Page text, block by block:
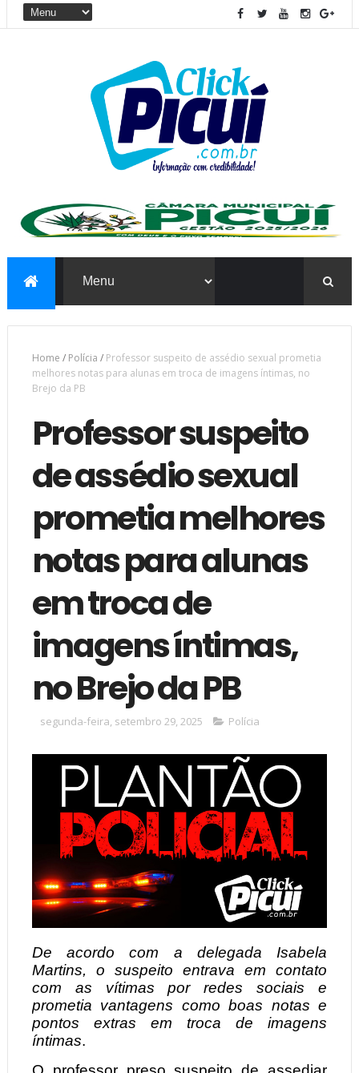
Home / Polícia / Professor suspeito de assédio sexual prometia
melhores notas para alunas em troca de imagens íntimas, no
Brejo da PB
Professor suspeito
de assédio sexual
prometia melhores
notas para alunas
em troca de
imagens íntimas,
no Brejo da PB
segunda-feira, setembro 29, 2025 Polícia
De acordo com a delegada Isabela
Martins, o suspeito entrava em contato
com as vítimas por redes sociais e
prometia vantagens como boas notas e
pontos extras em troca de imagens
íntimas.